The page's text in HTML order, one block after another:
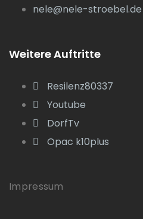
nele@nele-stroebel.de
Weitere Auftritte
Resilenz80337
Youtube
DorfTv
Opac k10plus
Impressum